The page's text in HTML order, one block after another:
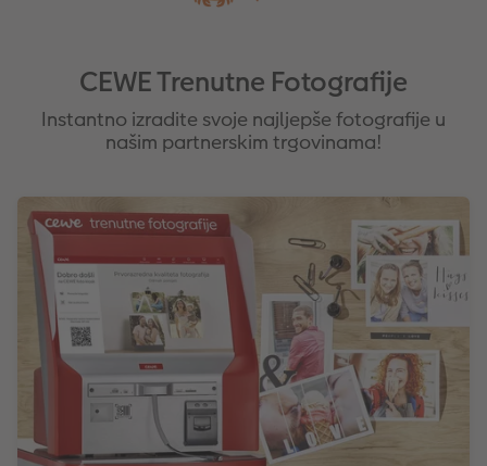
CEWE Trenutne Fotografije
Instantno izradite svoje najljepše fotografije u
našim partnerskim trgovinama!